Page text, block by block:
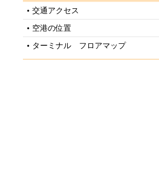
• 交通アクセス
• 空港の位置
• ターミナル フロアマップ